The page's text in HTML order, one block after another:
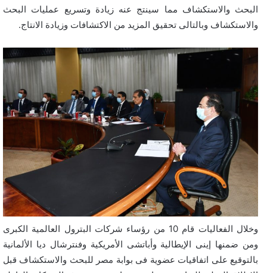
البحث والاستكشاف مما سينتج عنه زيادة وتسريع عمليات البحث
والاستكشاف وبالتالى تحقيق المزيد من الاكتشافات وزيادة الانتاج.
وخلال الفعاليات قام 10 من رؤساء شركات البترول العالمية الكبرى
ومن ضمنها إينى الإيطالية وأباتشى الأمريكية وفنترشال ديا الألمانية
بالتوقيع على اتفاقيات عضوية فى بوابة مصر للبحث والاستكشاف قبل